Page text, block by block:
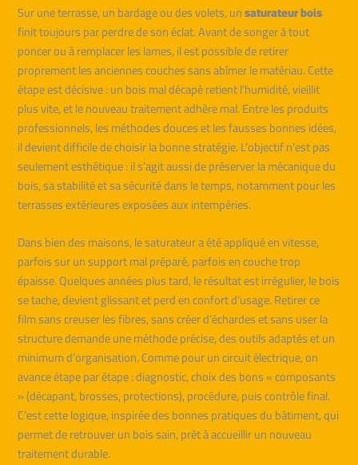
Sur une terrasse, un bardage ou des volets, unsaturateur bois
finit toujours par perdre de son éclat. Avant de songer à tout
poncer ou à remplacer les lames, il est possible de retirer
proprement les anciennes couches sans abîmer le matériau. Cette
étape est décisive : un bois mal décapé retient l’humidité, vieillit
plus vite, et le nouveau traitement adhère mal. Entre les produits
professionnels, les méthodes douces et les fausses bonnes idées,
il devient difficile de choisir la bonne stratégie. L’objectif n’est pas
seulement esthétique : il s’agit aussi de préserver la mécanique du
bois, sa stabilité et sa sécurité dans le temps, notamment pour les
terrasses extérieures exposées aux intempéries.
Dans bien des maisons, le saturateur a été appliqué en vitesse,
parfois sur un support mal préparé, parfois en couche trop
épaisse. Quelques années plus tard, le résultat est irrégulier, le bois
se tache, devient glissant et perd en confort d’usage. Retirer ce
film sans creuser les fibres, sans créer d’échardes et sans user la
structure demande une méthode précise, des outils adaptés et un
minimum d’organisation. Comme pour un circuit électrique, on
avance étape par étape : diagnostic, choix des bons « composants
» (décapant, brosses, protections), procédure, puis contrôle final.
C’est cette logique, inspirée des bonnes pratiques du bâtiment, qui
permet de retrouver un bois sain, prêt à accueillir un nouveau
traitement durable.